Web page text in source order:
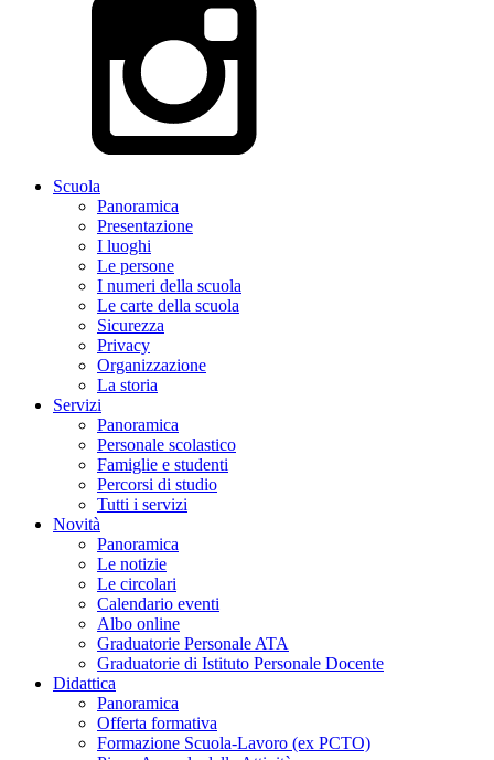
Scuola
Panoramica
Presentazione
I luoghi
Le persone
I numeri della scuola
Le carte della scuola
Sicurezza
Privacy
Organizzazione
La storia
Servizi
Panoramica
Personale scolastico
Famiglie e studenti
Percorsi di studio
Tutti i servizi
Novità
Panoramica
Le notizie
Le circolari
Calendario eventi
Albo online
Graduatorie Personale ATA
Graduatorie di Istituto Personale Docente
Didattica
Panoramica
Offerta formativa
Formazione Scuola-Lavoro (ex PCTO)